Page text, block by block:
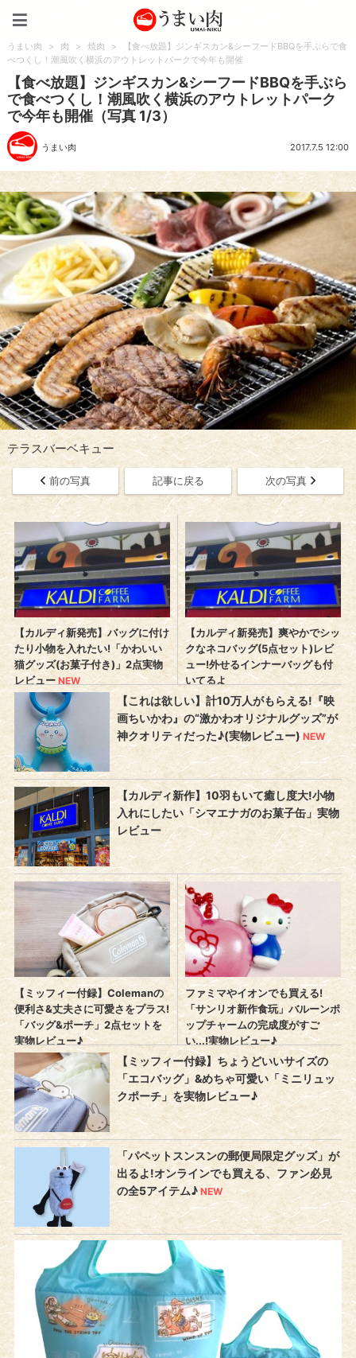
うまい肉 > 肉 > 焼肉 >
【食べ放題】ジンギスカン&シーフードBBQを手ぶらで食
べつくし！潮風吹く横浜のアウトレットパークで今年も開催
【食べ放題】ジンギスカン&シーフードBBQを手ぶら
で食べつくし！潮風吹く横浜のアウトレットパーク
で今年も開催（写真 1/3）
うまい肉 2017.7.5 12:00
テラスバーベキュー
前の写真 記事に戻る 次の写真